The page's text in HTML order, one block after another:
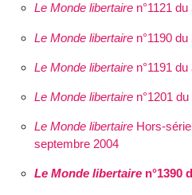
Le Monde libertairen°1121 du
Le Monde libertairen°1190 du
Le Monde libertairen°1191 du
Le Monde libertairen°1201 du
Le Monde libertaireHors-série
septembre 2004
Le Monde libertairen°1390